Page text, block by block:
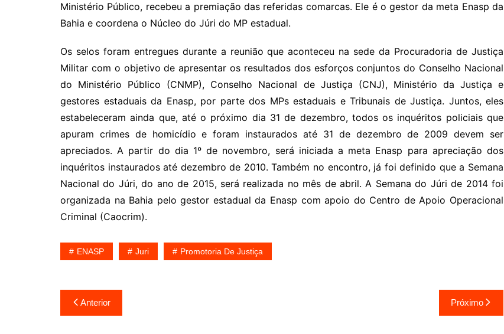
Ministério Público, recebeu a premiação das referidas comarcas. Ele é o gestor da meta Enasp da
Bahia e coordena o Núcleo do Júri do MP estadual.
Os selos foram entregues durante a reunião que aconteceu na sede da Procuradoria de Justiça
Militar com o objetivo de apresentar os resultados dos esforços conjuntos do Conselho Nacional
do Ministério Público (CNMP), Conselho Nacional de Justiça (CNJ), Ministério da Justiça e
gestores estaduais da Enasp, por parte dos MPs estaduais e Tribunais de Justiça. Juntos, eles
estabeleceram ainda que, até o próximo dia 31 de dezembro, todos os inquéritos policiais que
apuram crimes de homicídio e foram instaurados até 31 de dezembro de 2009 devem ser
apreciados. A partir do dia 1º de novembro, será iniciada a meta Enasp para apreciação dos
inquéritos instaurados até dezembro de 2010. Também no encontro, já foi definido que a Semana
Nacional do Júri, do ano de 2015, será realizada no mês de abril. A Semana do Júri de 2014 foi
organizada na Bahia pelo gestor estadual da Enasp com apoio do Centro de Apoio Operacional
Criminal (Caocrim).
ENASP Juri Promotoria De Justiça
Navegação
de
Anterior Próximo